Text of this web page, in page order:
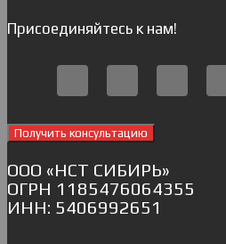
Присоединяйтесь к нам!
Получить консультацию
ОOO «НСТ СИБИРЬ»
ОГРН 1185476064355
ИНН: 5406992651